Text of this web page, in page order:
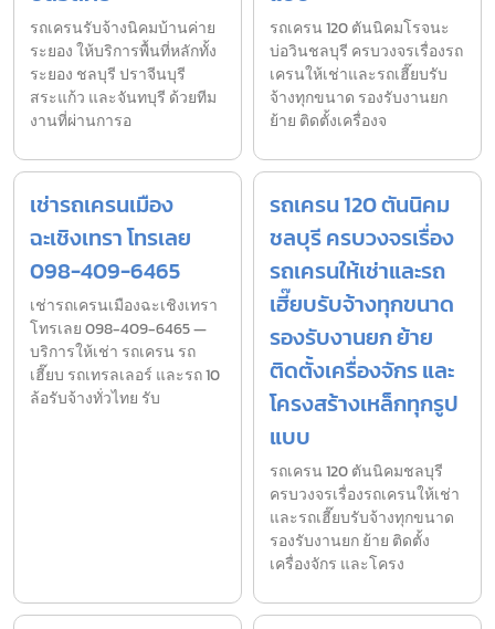
รถเครนรับจ้างนิคมบ้านค่าย
ระยอง ให้บริการพื้นที่หลักทั้ง
ระยอง ชลบุรี ปราจีนบุรี
สระแก้ว และจันทบุรี ด้วยทีม
งานที่ผ่านการอ
รถเครน 120 ตันนิคมโรจนะ
บ่อวินชลบุรี ครบวงจรเรื่องรถ
เครนให้เช่าและรถเฮี๊ยบรับ
จ้างทุกขนาด รองรับงานยก
ย้าย ติดตั้งเครื่องจ
เช่ารถเครนเมือง
ฉะเชิงเทรา โทรเลย
098-409-6465
เช่ารถเครนเมืองฉะเชิงเทรา
โทรเลย 098-409-6465 —
บริการให้เช่า รถเครน รถ
เฮี๊ยบ รถเทรลเลอร์ และรถ 10
ล้อรับจ้างทั่วไทย รับ
รถเครน 120 ตันนิคม
ชลบุรี ครบวงจรเรื่อง
รถเครนให้เช่าและรถ
เฮี๊ยบรับจ้างทุกขนาด
รองรับงานยก ย้าย
ติดตั้งเครื่องจักร และ
โครงสร้างเหล็กทุกรูป
แบบ
รถเครน 120 ตันนิคมชลบุรี
ครบวงจรเรื่องรถเครนให้เช่า
และรถเฮี๊ยบรับจ้างทุกขนาด
รองรับงานยก ย้าย ติดตั้ง
เครื่องจักร และโครง